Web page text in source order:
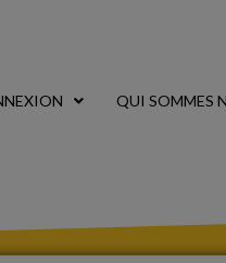
QUI SOMMES